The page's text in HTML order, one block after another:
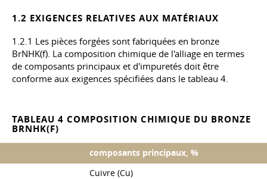
1.2 EXIGENCES RELATIVES AUX MATÉRIAUX
1.2.1 Les pièces forgées sont fabriquées en bronze
BrNHK(f). La composition chimique de l'alliage en termes
de composants principaux et d'impuretés doit être
conforme aux exigences spécifiées dans le tableau 4.
TABLEAU 4 COMPOSITION CHIMIQUE DU BRONZE
BRNHK(F)
composants principaux, %
Cuivre (Cu)